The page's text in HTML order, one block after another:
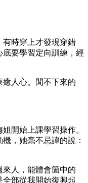
有時穿上才發現穿錯
要學習定向訓練，經
癒人心。閒不下來的
開始上課學習操作。
，她毫不忌諱的說：
人，能體會箇中的
部從我開始復興起